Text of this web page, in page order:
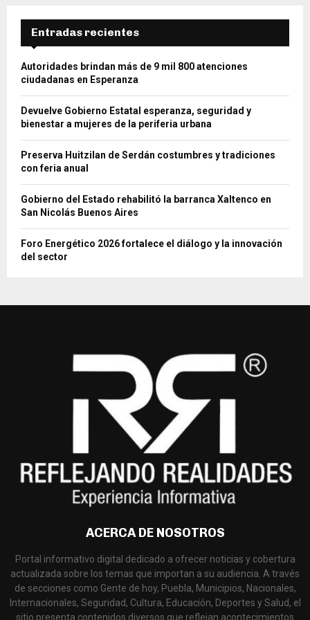
Entradas recientes
Autoridades brindan más de 9 mil 800 atenciones
ciudadanas en Esperanza
Devuelve Gobierno Estatal esperanza, seguridad y
bienestar a mujeres de la periferia urbana
Preserva Huitzilan de Serdán costumbres y tradiciones
con feria anual
Gobierno del Estado rehabilitó la barranca Xaltenco en
San Nicolás Buenos Aires
Foro Energético 2026 fortalece el diálogo y la innovación
del sector
ACERCA DE NOSOTROS
Portal informativo digital dedicado a ofrecer noticias y cobertura
actualizada sobre los temas que importan a su audiencia. A través
de secciones como Gente de hoy, Puebla, Municipios, Nacionales,
Internacionales, Seguridad, Cultura, Educación, Deportes y Salud, el
sitio presenta contenidos diversos que reflejan acontecimientos